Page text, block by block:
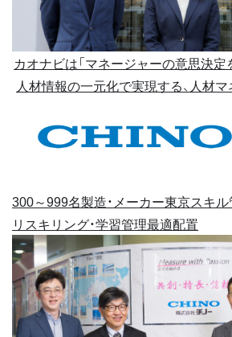
カオナビは「マネージャーの意思決定
人材情報の一元化で実現する、人材
300～999名製造・メーカー東京スキル
リスキリング・学習管理最適配置